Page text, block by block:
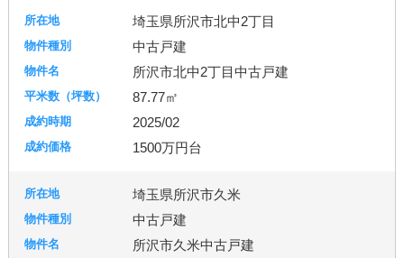
埼玉県所沢市北中2丁目
中古戸建
所沢市北中2丁目中古戸建
87.77㎡
2025/02
1500万円台
埼玉県所沢市久米
中古戸建
所沢市久米中古戸建